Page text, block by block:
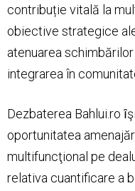
contribuție vitală la
obiective strategice
atenuarea
integrarea în
Dezbaterea Bahlui.ro
oportunitatea
multifuncţional pe
relativa cuantificare a